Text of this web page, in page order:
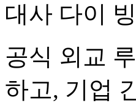
대사 다이
공식 외교
하고, 기업